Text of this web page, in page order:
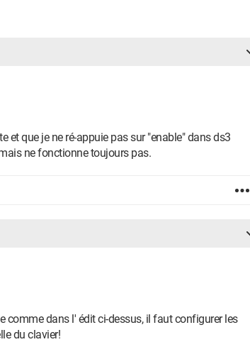
et que je ne ré-appuie pas sur "enable" dans ds3
ne fonctionne toujours pas.
comme dans l' édit ci-dessus, il faut configurer les
du clavier!